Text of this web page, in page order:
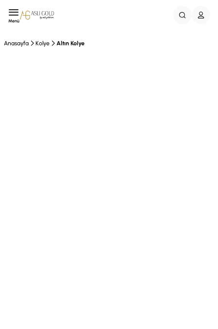
Menü
Anasayfa Kolye Altın Kolye